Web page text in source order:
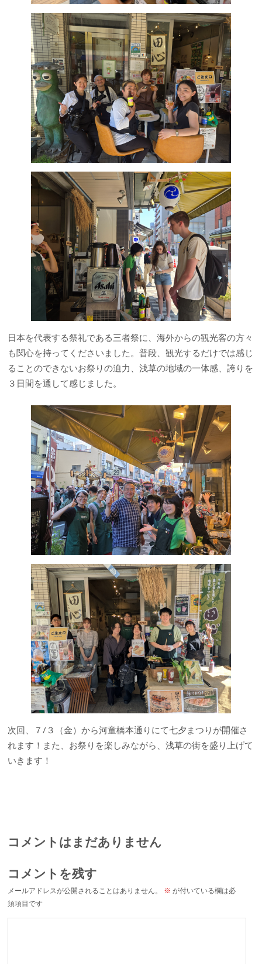
日本を代表する祭礼である三者祭に、海外からの観光客の方々
も関心を持ってくださいました。普段、観光するだけでは感じ
ることのできないお祭りの迫力、浅草の地域の一体感、誇りを
３日間を通して感じました。
次回、７/３（金）から河童橋本通りにて七夕まつりが開催さ
れます！また、お祭りを楽しみながら、浅草の街を盛り上げて
いきます！
コメントはまだありません
コメントを残す
メールアドレスが公開されることはありません。 ※ が付いている欄は必
須項目です